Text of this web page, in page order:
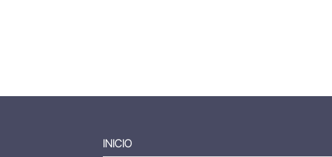
INICIO